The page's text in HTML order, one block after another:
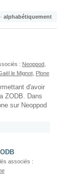
· alphabétiquement
: Neoppod,
le Mignot, Plone
d'avoir
ZODB. Dans
sur Neoppod
associés :